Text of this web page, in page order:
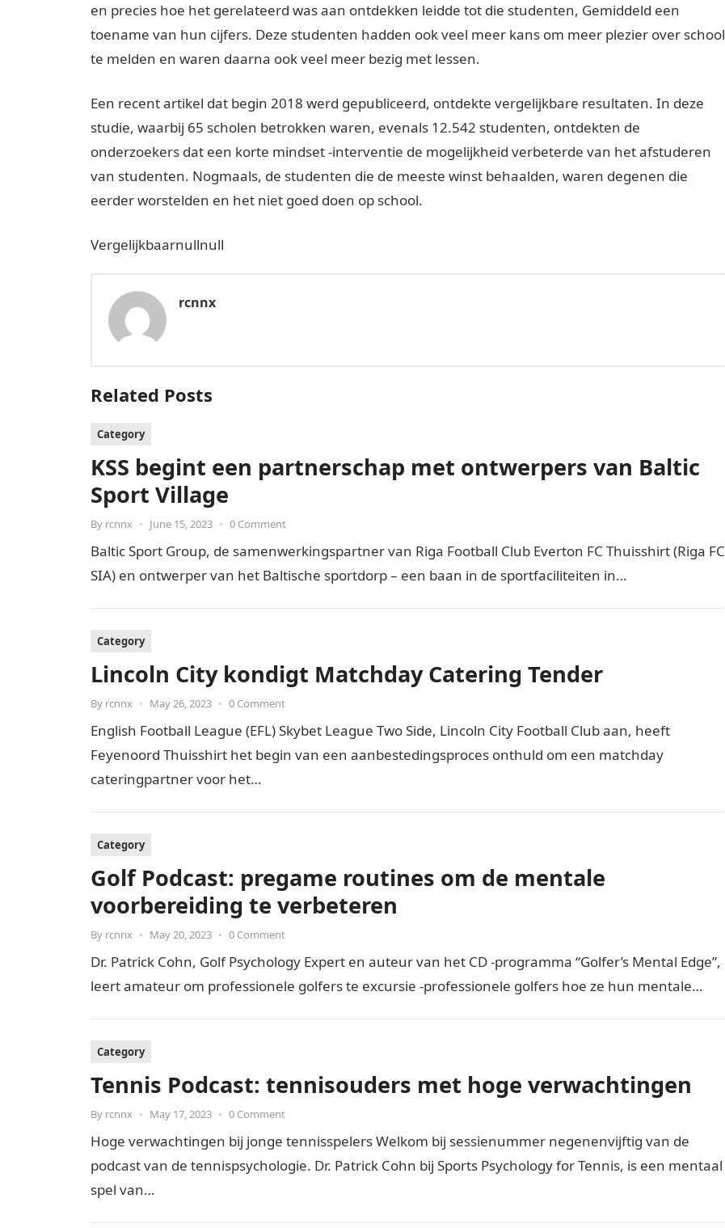
en precies hoe het gerelateerd was aan ontdekken leidde tot die studenten, Gemiddeld een
toename van hun cijfers. Deze studenten hadden ook veel meer kans om meer plezier over school
te melden en waren daarna ook veel meer bezig met lessen.
Een recent artikel dat begin 2018 werd gepubliceerd, ontdekte vergelijkbare resultaten. In deze
studie, waarbij 65 scholen betrokken waren, evenals 12.542 studenten, ontdekten de
onderzoekers dat een korte mindset -interventie de mogelijkheid verbeterde van het afstuderen
van studenten. Nogmaals, de studenten die de meeste winst behaalden, waren degenen die
eerder worstelden en het niet goed doen op school.
Vergelijkbaarnullnull
rcnnx
Related Posts
Category
KSS begint een partnerschap met ontwerpers van Baltic
Sport Village
By rcnnx • June 15, 2023 • 0 Comment
Baltic Sport Group, de samenwerkingspartner van Riga Football Club Everton FC Thuisshirt (Riga FC
SIA) en ontwerper van het Baltische sportdorp – een baan in de sportfaciliteiten in…
Category
Lincoln City kondigt Matchday Catering Tender
By rcnnx • May 26, 2023 • 0 Comment
English Football League (EFL) Skybet League Two Side, Lincoln City Football Club aan, heeft
Feyenoord Thuisshirt het begin van een aanbestedingsproces onthuld om een matchday
cateringpartner voor het…
Category
Golf Podcast: pregame routines om de mentale
voorbereiding te verbeteren
By rcnnx • May 20, 2023 • 0 Comment
Dr. Patrick Cohn, Golf Psychology Expert en auteur van het CD -programma “Golfer’s Mental Edge”,
leert amateur om professionele golfers te excursie -professionele golfers hoe ze hun mentale…
Category
Tennis Podcast: tennisouders met hoge verwachtingen
By rcnnx • May 17, 2023 • 0 Comment
Hoge verwachtingen bij jonge tennisspelers Welkom bij sessienummer negenenvijftig van de
podcast van de tennispsychologie. Dr. Patrick Cohn bij Sports Psychology for Tennis, is een mentaal
spel van…